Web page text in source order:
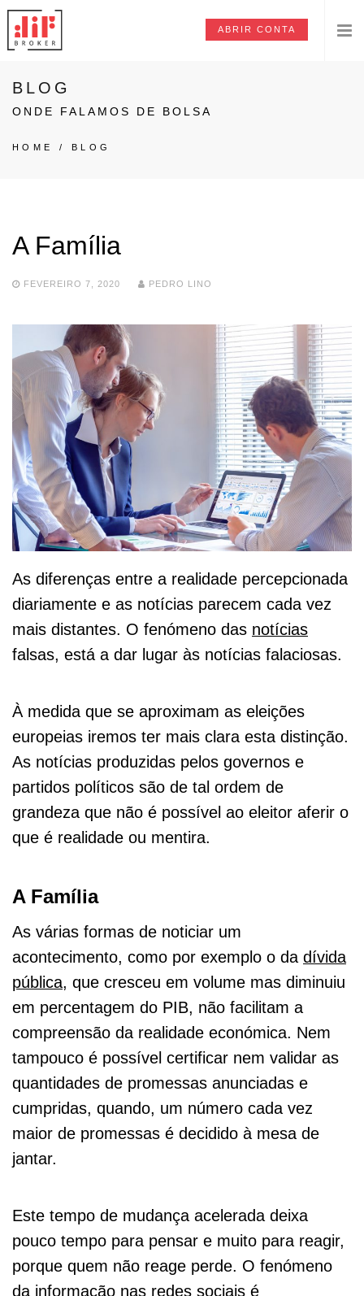
ABRIR CONTA
BLOG
ONDE FALAMOS DE BOLSA
HOME / BLOG
A Família
FEVEREIRO 7, 2020 PEDRO LINO
As diferenças entre a realidade percepcionada
diariamente e as notícias parecem cada vez
mais distantes. O fenómeno das notícias
falsas, está a dar lugar às notícias falaciosas.
À medida que se aproximam as eleições
europeias iremos ter mais clara esta distinção.
As notícias produzidas pelos governos e
partidos políticos são de tal ordem de
grandeza que não é possível ao eleitor aferir o
que é realidade ou mentira.
A Família
As várias formas de noticiar um
acontecimento, como por exemplo o da dívida
pública, que cresceu em volume mas diminuiu
em percentagem do PIB, não facilitam a
compreensão da realidade económica. Nem
tampouco é possível certificar nem validar as
quantidades de promessas anunciadas e
cumpridas, quando, um número cada vez
maior de promessas é decidido à mesa de
jantar.
Este tempo de mudança acelerada deixa
pouco tempo para pensar e muito para reagir,
porque quem não reage perde. O fenómeno
da informação nas redes sociais é